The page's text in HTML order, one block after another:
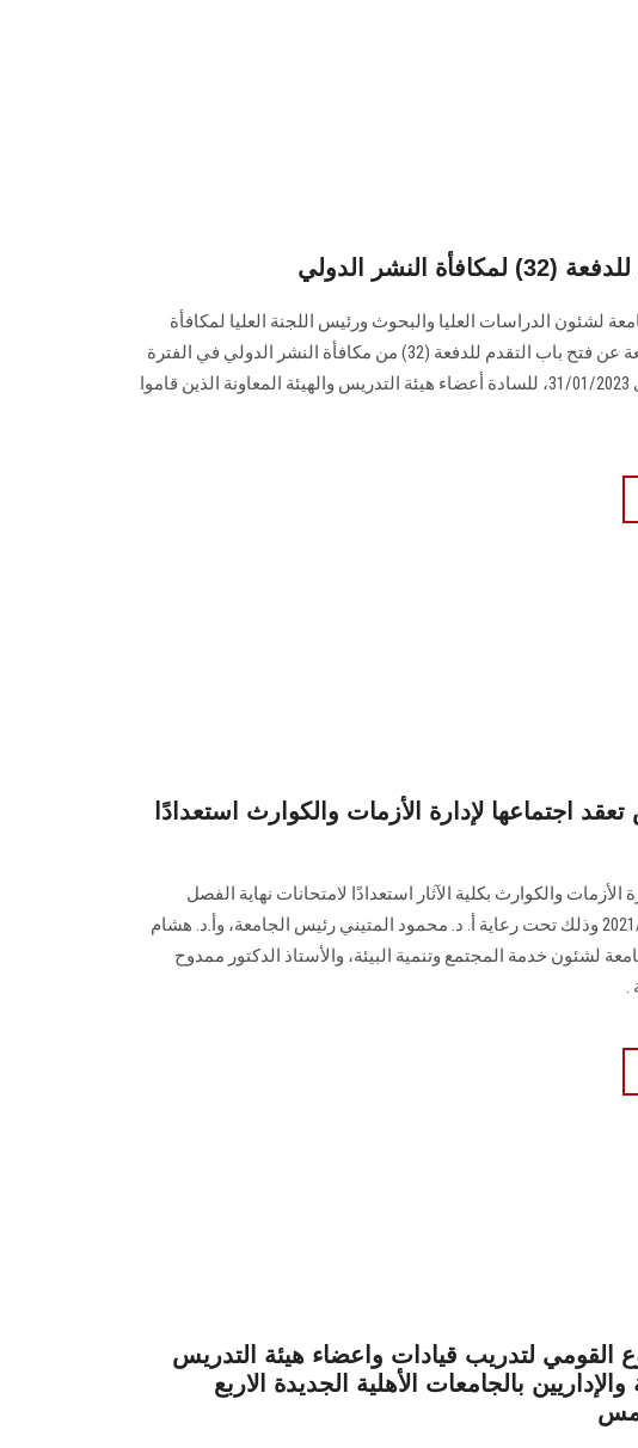
النشر الدولي
لشئون الدراسات العليا والبحوث ورئيس اللجنة العليا لمكافأة
النشر الدولي بالجامعة عن فتح باب التقدم للدفعة (32) من مكافأة النشر الدولي في الفترة
من 01/01/2023 وحتى 31/01/2023، للسادة أعضاء هيئة التدريس والهيئة المعاونة الذين قاموا
اجتماعها لإدارة الأزمات والكوارث استعدادًا
الأزمات والكوارث بكلية الآثار استعدادًا لامتحانات نهاية الفصل
الدراسي الأول 2021/2022 وذلك تحت رعاية أ. د. محمود المتيني رئيس الجامعة، وأ.د. هشام
لشئون خدمة المجتمع وتنمية البيئة، والأستاذ الدكتور ممدوح
.
القومي لتدريب قيادات واعضاء هيئة التدريس
والإداريين بالجامعات الأهلية الجديدة الاربع